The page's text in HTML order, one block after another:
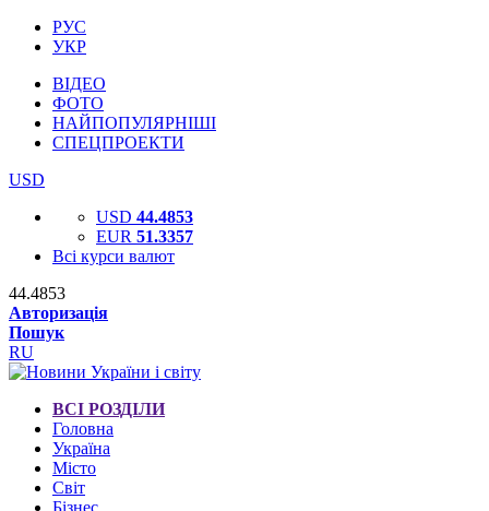
РУС
УКР
ВІДЕО
ФОТО
НАЙПОПУЛЯРНІШІ
СПЕЦПРОЕКТИ
USD
USD 44.4853
EUR 51.3357
Всі курси валют
44.4853
Авторизація
Пошук
RU
ВСІ РОЗДІЛИ
Головна
Україна
Місто
Світ
Бізнес